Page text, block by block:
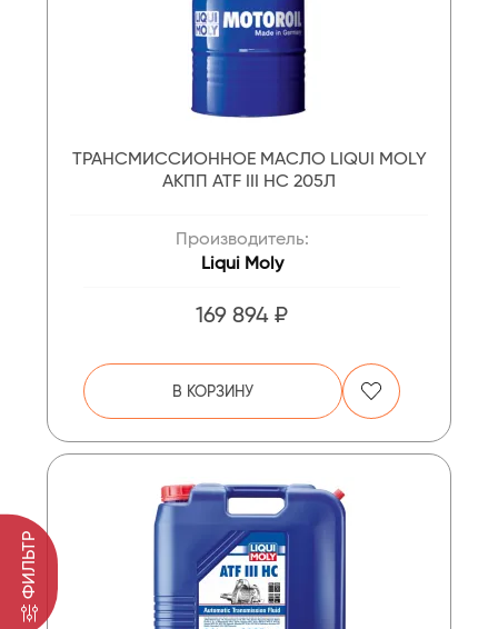
ФИЛЬТР
ТРАНСМИССИОННОЕ МАСЛО LIQUI MOLY
АКПП ATF III HC 205Л
Производитель:
Liqui Moly
169 894 ₽
В КОРЗИНУ